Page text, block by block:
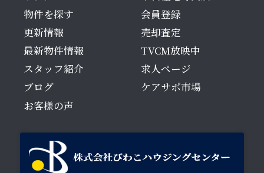
物件を探す
更新情報
最新物件情報
スタッフ紹介
ブログ
お客様の声
会員登録
売却査定
TVCM放映中
求人ページ
ケアサポ市場